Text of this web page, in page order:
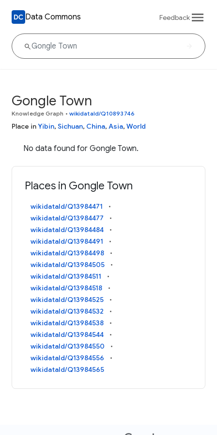
Data Commons Feedback
Gongle Town
Knowledge Graph • wikidataId/Q10893746
Place inYibin, Sichuan, China, Asia, World
No data found for Gongle Town.
Places in Gongle Town
wikidataId/Q13984471
wikidataId/Q13984477
wikidataId/Q13984484
wikidataId/Q13984491
wikidataId/Q13984498
wikidataId/Q13984505
wikidataId/Q13984511
wikidataId/Q13984518
wikidataId/Q13984525
wikidataId/Q13984532
wikidataId/Q13984538
wikidataId/Q13984544
wikidataId/Q13984550
wikidataId/Q13984556
wikidataId/Q13984565